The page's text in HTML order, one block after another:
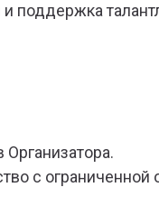
поддержка
с ограниченной